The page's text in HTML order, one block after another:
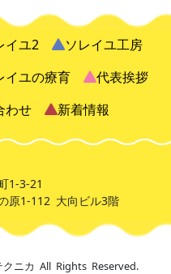
ユ・シャイン】
ユ工房】
ユ2】
ユ】
イユ2
ソレイユ工房
イユの療育
代表挨拶
わせ 新着情報
1-3-21
原1-112 大向ビル3階
ニカ All Rights Reserved.